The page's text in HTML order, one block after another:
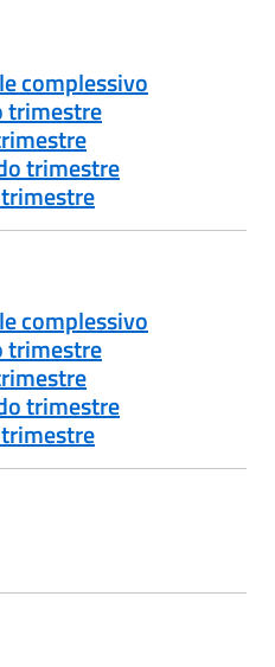
complessivo
trimestre
trimestre
complessivo
trimestre
trimestre